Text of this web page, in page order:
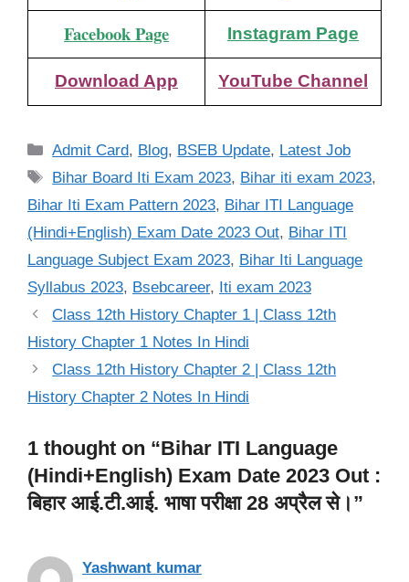
Facebook Page Instagram Page
Download App YouTube Channel
Categories
Admit Card, Blog, BSEB Update, Latest Job
Tags
Bihar Board Iti Exam 2023, Bihar iti exam 2023,
Bihar Iti Exam Pattern 2023, Bihar ITI Language
(Hindi+English) Exam Date 2023 Out, Bihar ITI
Language Subject Exam 2023, Bihar Iti Language
Syllabus 2023, Bsebcareer, Iti exam 2023
Class 12th History Chapter 1 | Class 12th
History Chapter 1 Notes In Hindi
Class 12th History Chapter 2 | Class 12th
History Chapter 2 Notes In Hindi
1 thought on “Bihar ITI Language
(Hindi+English) Exam Date 2023 Out :
बिहार आई.टी.आई. भाषा परीक्षा 28 अप्रैल से।”
Yashwant kumar